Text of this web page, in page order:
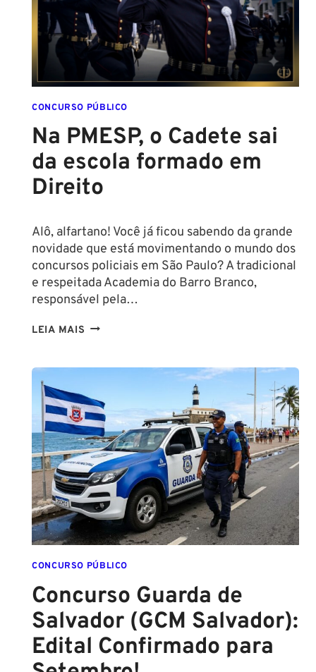
REGRAS!
ALTURA
MÍNIMA
PARA
CONCURSO
POLICIAL:
CONCURSO PÚBLICO
Na PMESP, o Cadete sai
da escola formado em
Direito
Alô, alfartano! Você já ficou sabendo da grande
novidade que está movimentando o mundo dos
concursos policiais em São Paulo? A tradicional
e respeitada Academia do Barro Branco,
responsável pela…
LEIA MAIS NA
SAI
DA
ESCOLA
FORMADO
EM
DIREITO
CONCURSO PÚBLICO
Concurso Guarda de
Salvador (GCM Salvador):
Edital Confirmado para